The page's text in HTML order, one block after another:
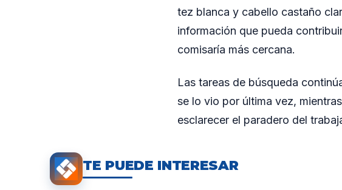
tez blanca y cabello castaño
información que pueda
comisaría más cercana.
Las tareas de búsqueda
se lo vio por última vez,
esclarecer el paradero del
TE PUEDE INTERESAR